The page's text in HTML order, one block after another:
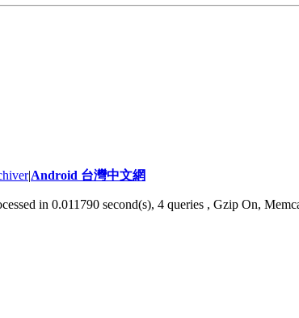
|Android 台灣中文網
in 0.011790 second(s), 4 queries , Gzip On,